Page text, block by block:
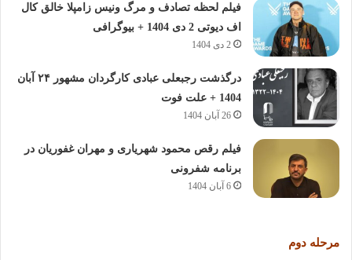
فیلم لحظه تصادف و مرگ ونیس زامپلا خالق کال
اف دیوتی 2 دی 1404 + بیوگرافی
2 دی 1404
درگذشت رجبعلی عبادی کارگردان مشهور ۲۴ آبان
1404 + علت فوت
26 آبان 1404
فیلم رقص محمود شهریاری و مهران غفوریان در
برنامه شفرونی
6 آبان 1404
مرحله دوم